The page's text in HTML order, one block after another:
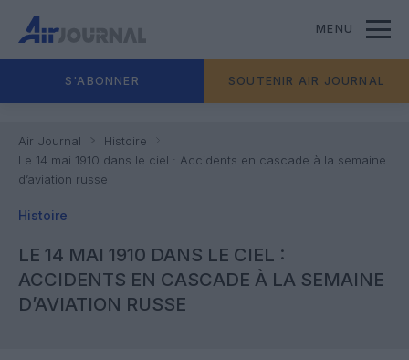
MENU
S'ABONNER SOUTENIR AIR JOURNAL
Air Journal
Histoire
Le 14 mai 1910 dans le ciel : Accidents en cascade à la semaine
d’aviation russe
Histoire
LE 14 MAI 1910 DANS LE CIEL :
ACCIDENTS EN CASCADE À LA SEMAINE
D’AVIATION RUSSE